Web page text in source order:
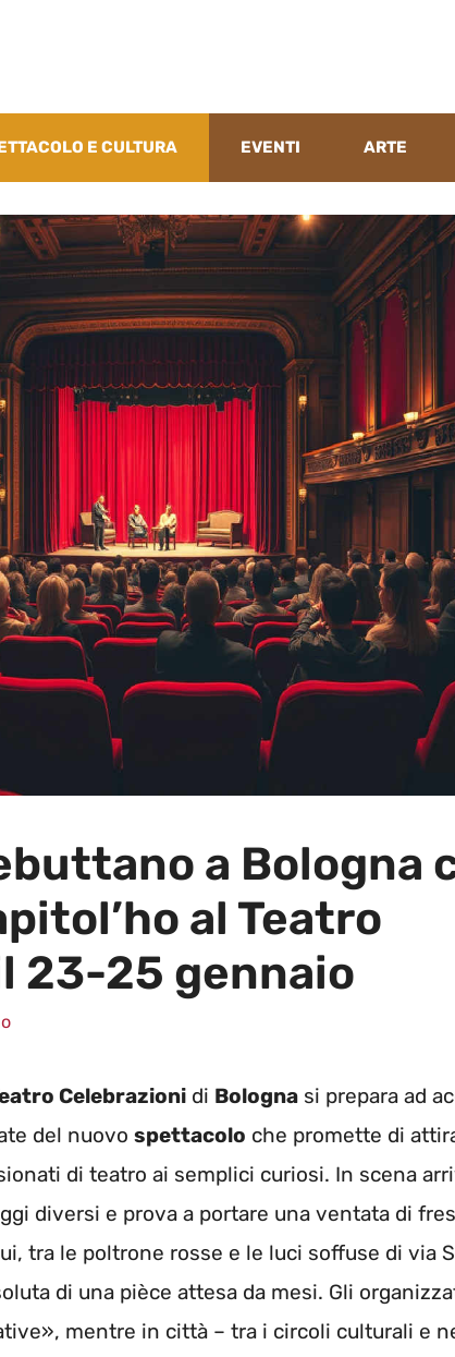
E CULTURA EVENTI ARTE
a Bologna
al Teatro
23-25 gennaio
Celebrazioni di Bologna si prepara ad
del nuovo spettacolo che promette di
di teatro ai semplici curiosi. In scena
diversi e prova a portare una ventata di
tra le poltrone rosse e le luci soffuse di via
di una pièce attesa da mesi. Gli
mentre in città – tra i circoli culturali e